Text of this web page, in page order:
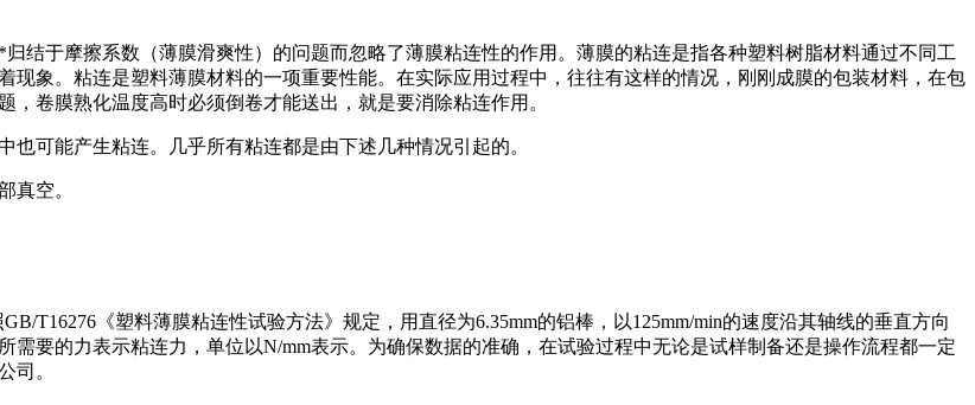
结于摩擦系数（薄膜滑爽性）的问题而忽略了薄膜粘连性的作用。薄膜的粘连是指各种塑料树脂材料通过不同工
象。粘连是塑料薄膜材料的一项重要性能。在实际应用过程中，往往有这样的情况，刚刚成膜的包装材料，在包
卷膜熟化温度高时必须倒卷才能送出，就是要消除粘连作用。
可能产生粘连。几乎所有粘连都是由下述几种情况引起的。
真空。
T16276《塑料薄膜粘连性试验方法》规定，用直径为6.35mm的铝棒，以125mm/min的速度沿其轴线的垂直方向
要的力表示粘连力，单位以N/mm表示。为确保数据的准确，在试验过程中无论是试样制备还是操作流程都一定
司。